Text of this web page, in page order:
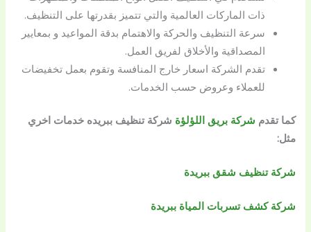
ذات الماركات العالمية والتي تتميز بقدرتها على التنظيف.
سرعة التنظيف والحركة والاهتمام بدقة المواعيد و بمعايير
المصداقية والأخلاق لفريق العمل.
تقدم الشركة اسعار خارج المنافسة وتقوم بعمل تخفيضات
للعملاء وعروض حسب الخدمات.
كما تقدم شركة بريق اللؤلؤة شركة تنظيف ببريدهخدمات اخري
مثل:
شركة تنظيف شقق ببريدة
شركة كشف تسربات المياة ببريدة